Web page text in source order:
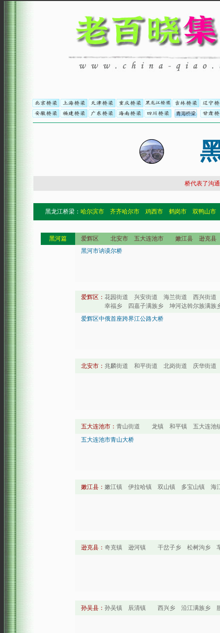
桥代表了沟
黑龙江桥梁： 哈尔滨市 齐齐哈尔市 鸡西市 鹤岗市 双鸭山市
黑河篇
爱辉区 北安市 五大连池市 嫩江县 逊克县
黑河市讷谟尔桥
爱辉区： 花园街道 兴安街道 海兰街道 西兴街
幸福乡 四嘉子满族乡 坤河达斡尔族满族乡
爱辉区中俄首座跨界江公路大桥
北安市： 兆麟街道 和平街道 北岗街道 庆华街
五大连池市： 青山街道 龙镇 和平镇 五大连
五大连池市青山大桥
嫩江县： 嫩江镇 伊拉哈镇 双山镇 多宝山镇
逊克县： 奇克镇 逊河镇 干岔子乡 松树沟乡
孙吴县： 孙吴镇 辰清镇 西兴乡 沿江满族乡